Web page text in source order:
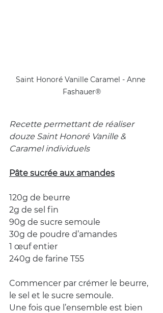
Saint Honoré Vanille Caramel - Anne
Fashauer®
Recette permettant de réaliser
douze Saint Honoré Vanille &
Caramel individuels
Pâte sucrée aux amandes
120g de beurre
2g de sel fin
90g de sucre semoule
30g de poudre d’amandes
1 œuf entier
240g de farine T55
Commencer par crémer le beurre,
le sel et le sucre semoule.
Une fois que l’ensemble est bien